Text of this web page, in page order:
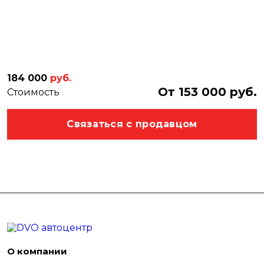
184 000 руб.
Стоимость
От 153 000 руб.
Связаться с продавцом
О компании